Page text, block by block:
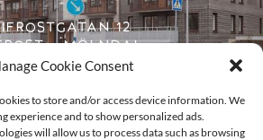
Cookie Consent
to store and/or access device information. We
experience and to show personalized ads.
will allow us to process data such as browsing
12
– MÖLNDAL